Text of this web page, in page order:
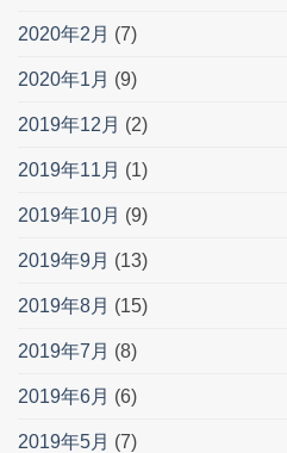
2020年2月 (7)
2020年1月 (9)
2019年12月 (2)
2019年11月 (1)
2019年10月 (9)
2019年9月 (13)
2019年8月 (15)
2019年7月 (8)
2019年6月 (6)
2019年5月 (7)